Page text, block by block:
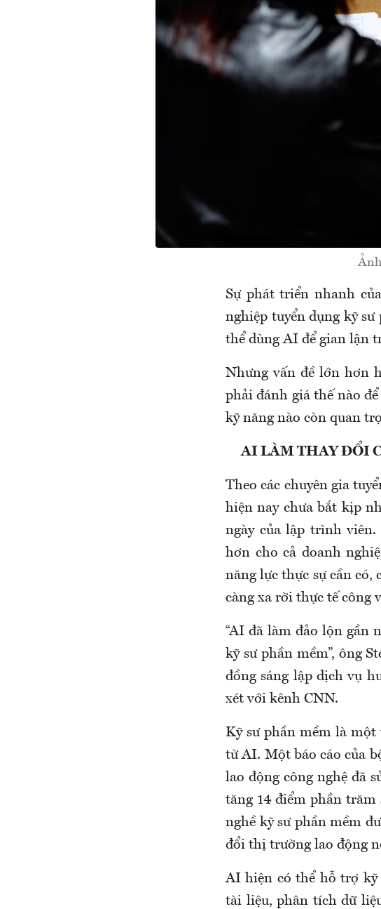
Sự phát triển nhanh
nghiệp tuyển dụng kỹ
thể dùng AI để gian lận
Nhưng vấn đề lớn hơn
phải đánh giá thế nào
kỹ năng nào còn quan
AI LÀM THAY ĐỔI
Theo các chuyên gia
hiện nay chưa bắt kịp
ngày của lập trình
hơn cho cả doanh
năng lực thực sự cần
càng xa rời thực tế công
“AI đã làm đảo lộn gần
kỹ sư phần mềm”, ông
đồng sáng lập dịch vụ
xét với kênh CNN.
Kỹ sư phần mềm là
từ AI. Một báo cáo của
lao động công nghệ đã
tăng 14 điểm phần trăm
nghề kỹ sư phần mềm
đổi thị trường lao động
AI hiện có thể hỗ trợ kỹ
tài liệu, phân tích dữ